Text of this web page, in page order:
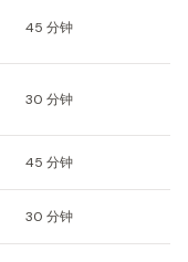
45 分钟
30 分钟
45 分钟
30 分钟